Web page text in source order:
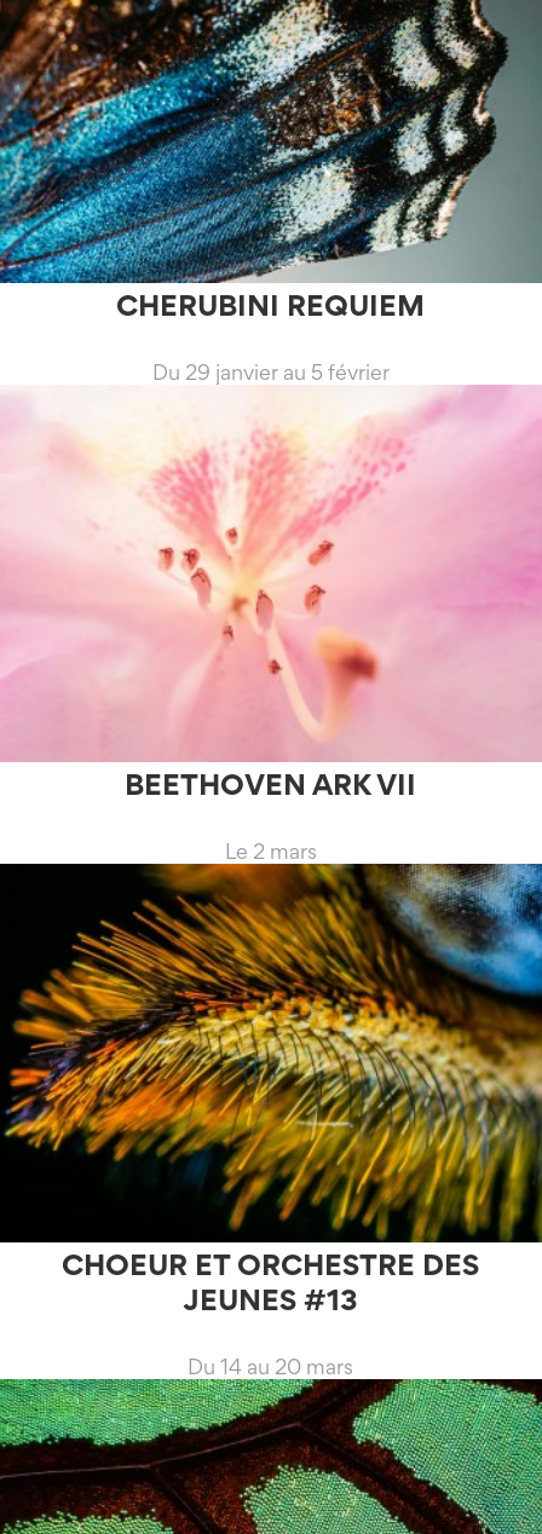
CHERUBINI REQUIEM
Du 29 janvier au 5 février
BEETHOVEN ARK VII
Le 2 mars
CHOEUR ET ORCHESTRE DES
JEUNES #13
Du 14 au 20 mars